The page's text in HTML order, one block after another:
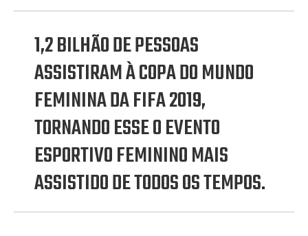
1,2 BILHÃO DE PESSOAS
ASSISTIRAM À COPA DO MUNDO
FEMININA DA FIFA 2019,
TORNANDO ESSE O EVENTO
ESPORTIVO FEMININO MAIS
ASSISTIDO DE TODOS OS TEMPOS.